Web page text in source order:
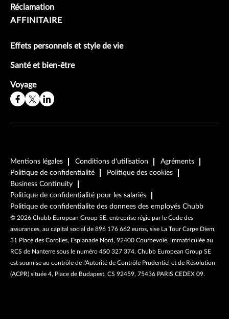
Réclamation
AFFINITAIRE
Effets personnels et style de vie
Santé et bien-être
Voyage
Mentions légales Conditions d'utilisation
Agréments
Politique de confidentialité
Politique des cookies
Business Continuity
Politique de confidentialité pour les salariés
Politique de confidentialite des donnees des employés Chubb
© 2026 Chubb European Group SE, entreprise régie par le Code des
assurances, au capital social de 896 176 662 euros, sise La Tour Carpe Diem,
31 Place des Corolles, Esplanade Nord, 92400 Courbevoie, immatriculée au
RCS de Nanterre sous le numéro 450 327 374. Chubb European Group SE
est soumise au contrôle de l'Autorité de Contrôle Prudentiel et de Résolution
(ACPR) située 4, Place de Budapest, CS 92459, 75436 PARIS CEDEX 09.